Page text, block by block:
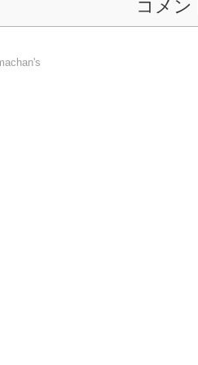
コメン